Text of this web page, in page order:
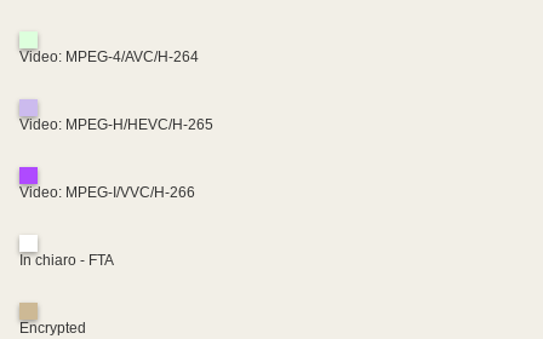
Video: MPEG-4/AVC/H-264
Video: MPEG-H/HEVC/H-265
Video: MPEG-I/VVC/H-266
In chiaro - FTA
Encrypted